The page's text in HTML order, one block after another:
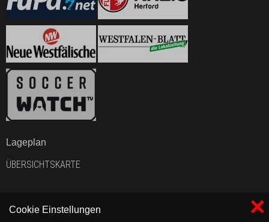
×
Cookie Einstellungen
Lageplan
ÜBERSICHTSKARTE